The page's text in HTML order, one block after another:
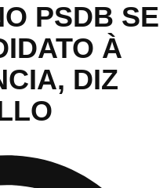
PSDB SE
À
DIZ